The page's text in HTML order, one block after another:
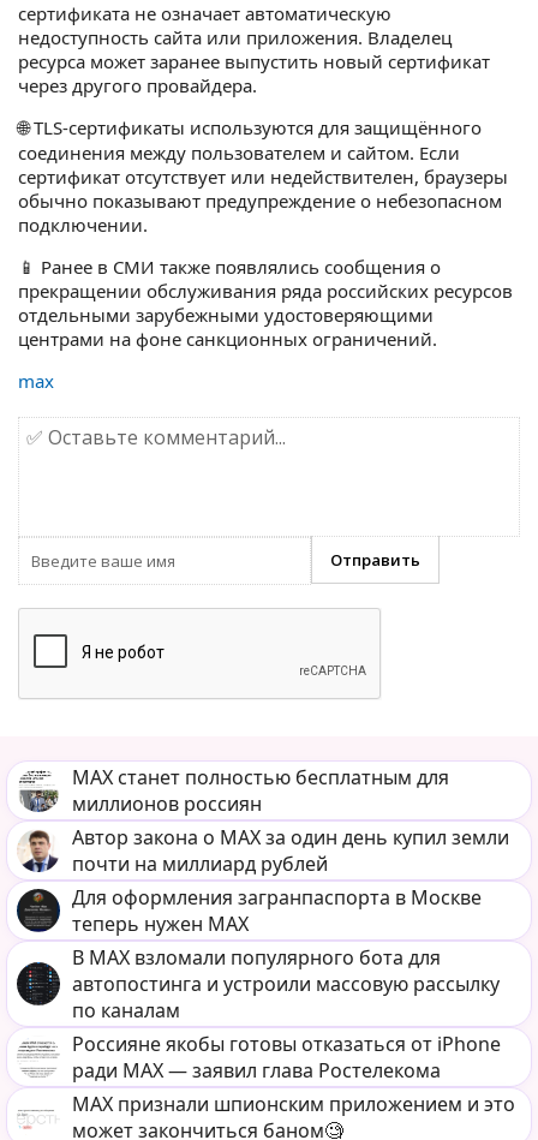
сертификата не означает автоматическую
недоступность сайта или приложения. Владелец
ресурса может заранее выпустить новый сертификат
через другого провайдера.
🌐 TLS-сертификаты используются для защищённого
соединения между пользователем и сайтом. Если
сертификат отсутствует или недействителен, браузеры
обычно показывают предупреждение о небезопасном
подключении.
📱 Ранее в СМИ также появлялись сообщения о
прекращении обслуживания ряда российских ресурсов
отдельными зарубежными удостоверяющими
центрами на фоне санкционных ограничений.
max
MAX станет полностью бесплатным для
миллионов россиян
Автор закона о MAX за один день купил земли
почти на миллиард рублей
Для оформления загранпаспорта в Москве
теперь нужен MAX
В MAX взломали популярного бота для
автопостинга и устроили массовую рассылку
по каналам
Россияне якобы готовы отказаться от iPhone
ради MAX — заявил глава Ростелекома
MAX признали шпионским приложением и это
может закончиться баном🧐